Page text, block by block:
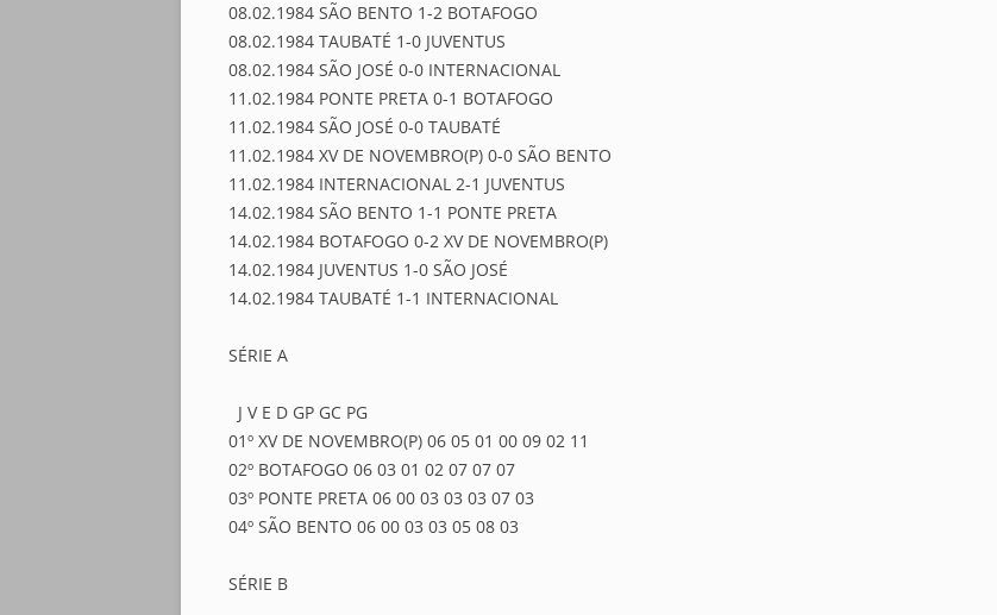
08.02.1984 SÃO BENTO 1-2 BOTAFOGO
08.02.1984 TAUBATÉ 1-0 JUVENTUS
08.02.1984 SÃO JOSÉ 0-0 INTERNACIONAL
11.02.1984 PONTE PRETA 0-1 BOTAFOGO
11.02.1984 SÃO JOSÉ 0-0 TAUBATÉ
11.02.1984 XV DE NOVEMBRO(P) 0-0 SÃO BENTO
11.02.1984 INTERNACIONAL 2-1 JUVENTUS
14.02.1984 SÃO BENTO 1-1 PONTE PRETA
14.02.1984 BOTAFOGO 0-2 XV DE NOVEMBRO(P)
14.02.1984 JUVENTUS 1-0 SÃO JOSÉ
14.02.1984 TAUBATÉ 1-1 INTERNACIONAL
SÉRIE A
J V E D GP GC PG
01º XV DE NOVEMBRO(P) 06 05 01 00 09 02 11
02º BOTAFOGO 06 03 01 02 07 07 07
03º PONTE PRETA 06 00 03 03 03 07 03
04º SÃO BENTO 06 00 03 03 05 08 03
SÉRIE B